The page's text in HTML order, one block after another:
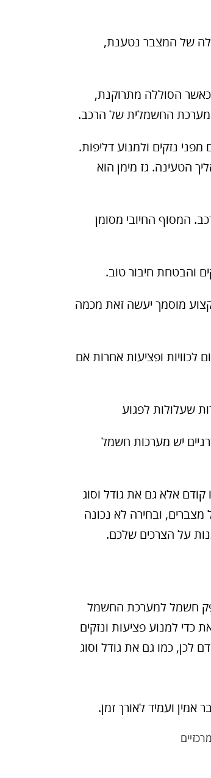
של המצבר נטענת,
כאשר הסוללה מתרוקנת,
החשמלית של הרכב.
נזקים ולמנוע דליפות.
הטעינה. גז מימן הוא
המסוף החיובי מסומן
והבטחת חיבור טוב.
מוסמך יעשה זאת מכמה
לכוויות ופציעות אחרות אם
שעלולות לפגוע
יש מערכות חשמל
אלא גם את גודל וסוג
ובחירה לא נכונה
על הצרכים שלכם.
חשמל למערכת החשמל
למנוע פציעות ונזקים
לכן, כמו גם את גודל וסוג
ועמיד לאורך זמן.